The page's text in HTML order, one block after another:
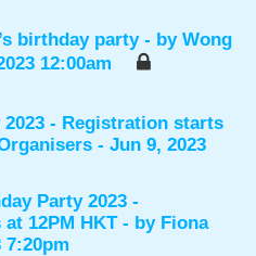
birthday party - by Wong
12:00am
- Registration starts
- Jun 9, 2023
Party 2023 -
12PM HKT - by Fiona
7:20pm